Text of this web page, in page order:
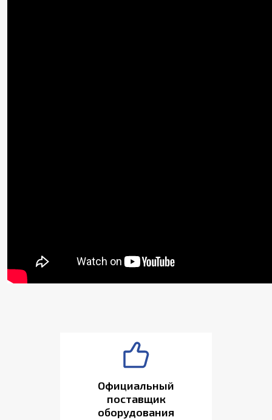
Официальный
поставщик
оборудования